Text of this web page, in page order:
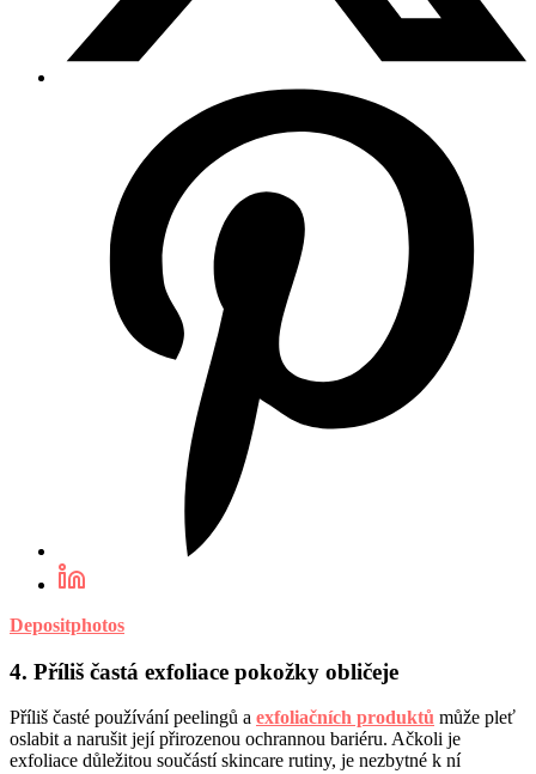
Depositphotos
4. Příliš častá exfoliace pokožky obličeje
Příliš časté používání peelingů a exfoliačních produktů může pleť
oslabit a narušit její přirozenou ochrannou bariéru. Ačkoli je
exfoliace důležitou součástí skincare rutiny, je nezbytné k ní